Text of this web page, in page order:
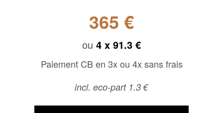
365 €
ou 4 x 91.3 €
Paiement CB en 3x ou 4x sans frais
incl. eco-part 1.3 €